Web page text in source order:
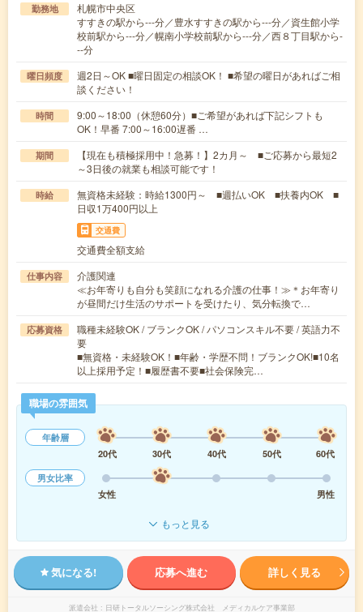
勤務地
札幌市中央区
すすきの駅から---分／豊水すすきの駅から---分／資生館小学
校前駅から---分／幌南小学校前駅から---分／西８丁目駅から-
--分
曜日頻度
週2日～OK ■曜日固定の相談OK！ ■希望の曜日があればご相
談ください！
時間
9:00～18:00（休憩60分）■ご希望があれば下記シフトも
OK！早番 7:00～16:00遅番 …
期間
【現在も積極採用中！急募！】2カ月～ ■ご応募から最短2
～3日後の就業も相談可能です！
時給
無資格未経験：時給1300円～ ■週払いOK ■扶養内OK ■
日収1万400円以上
交通費
交通費全額支給
仕事内容
介護関連
≪お年寄りも自分も笑顔になれる介護の仕事！≫＊お年寄り
が昼間だけ生活のサポートを受けたり、気分転換で…
応募資格
職種未経験OK / ブランクOK / パソコンスキル不要 / 英語力不
要
■無資格・未経験OK！■年齢・学歴不問！ブランクOK!■10名
以上採用予定！■履歴書不要■社会保険完…
職場の雰囲気
年齢層
20代
30代 40代 50代
60代
男女比率
女性
男性
もっと見る
気になる! 応募へ進む 詳しく見る
派遣会社 日研トータルソーシング株式会社 メディカルケア事業部